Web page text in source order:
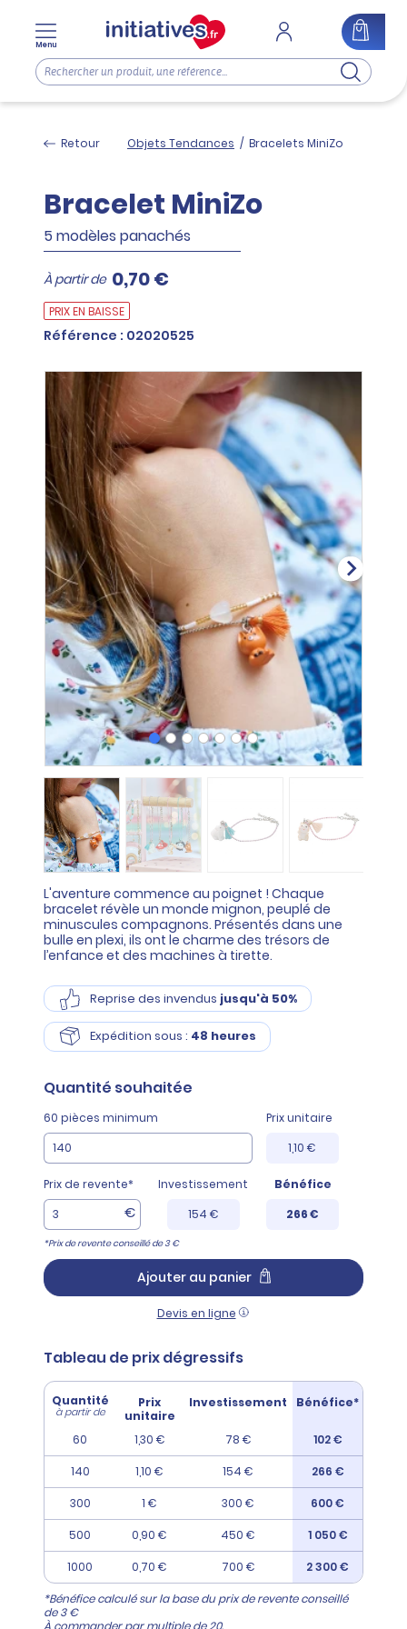
Menu
Retour Objets Tendances / Bracelets MiniZo
Bracelet MiniZo
5 modèles panachés
À partir de 0,70 €
PRIX EN BAISSE
Référence : 02020525
L'aventure commence au poignet ! Chaque
bracelet révèle un monde mignon, peuplé de
minuscules compagnons. Présentés dans une
bulle en plexi, ils ont le charme des trésors de
l’enfance et des machines à tirette.
Reprise des invendus jusqu'à 50%
Expédition sous : 48 heures
Quantité souhaitée
60 pièces minimum
Prix unitaire
1,10 €
Prix de revente*
€
Investissement
154 €
Bénéfice
266 €
*Prix de revente conseillé de 3 €
Ajouter au panier
Devis en ligne
Tableau de prix dégressifs
Quantité
à partir de
Prix
unitaire
Investissement Bénéfice*
60 1,30 € 78 € 102 €
140 1,10 € 154 € 266 €
300 1 € 300 € 600 €
500 0,90 € 450 € 1 050 €
1000 0,70 € 700 € 2 300 €
*Bénéfice calculé sur la base du prix de revente conseillé
de 3 €
À commander par multiple de 20.